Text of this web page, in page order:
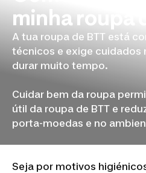
minha roupa
A tua roupa de BTT está
técnicos e exige cuidados
durar muito tempo.
Cuidar bem da roupa
útil da roupa de BTT e
porta-moedas e no
Seja por motivos